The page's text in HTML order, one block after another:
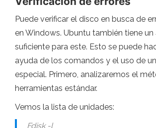
Puede verificar el disco en busca de
en Windows. Ubuntu también tiene un
suficiente para este. Esto se puede
ayuda de los comandos y el uso de
especial. Primero, analizaremos el
herramientas estándar.
Vemos la lista de unidades:
Fdisk -l